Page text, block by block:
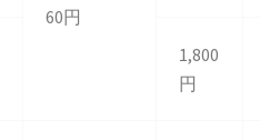
60円
1,800
円